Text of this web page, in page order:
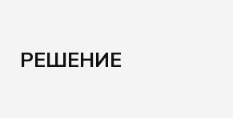
РЕШЕНИЕ